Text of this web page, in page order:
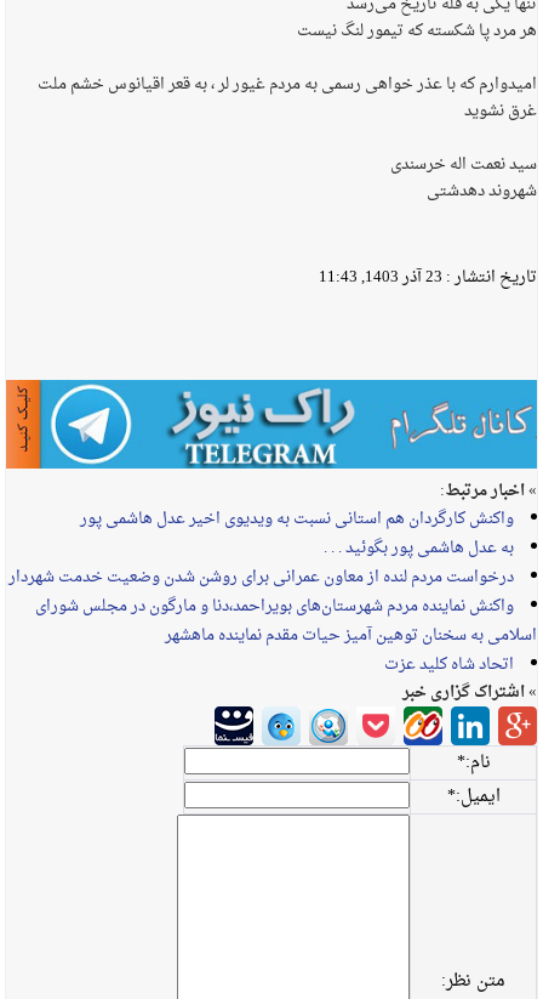
هر مرد پا شکسته که تیمور لنگ نیست
امیدوارم که با عذر خواهی رسمی به مردم غیور لر ، به قعر اقیانوس خشم ملت
غرق نشوید
سید نعمت اله خرسندی
شهروند دهدشتی
تاریخ انتشار : 23 آذر 1403, 11:43
» اخبار مرتبط:
واکنش کارگردان هم استانی نسبت به ویدیوی اخیر عدل هاشمی پور
به عدل هاشمی پور بگوئید . . .
درخواست مردم لنده از معاون عمرانی برای روشن شدن وضعیت خدمت شهردار
واکنش نماینده مردم شهرستان‌های بویراحمد،دنا و مارگون در مجلس شورای
اسلامی به سخنان توهین آمیز حیات مقدم نماینده ماهشهر
اتحاد شاه کلید عزت
» اشتراک گزاری خبر
نام:*
ایمیل:*
متن نظر: